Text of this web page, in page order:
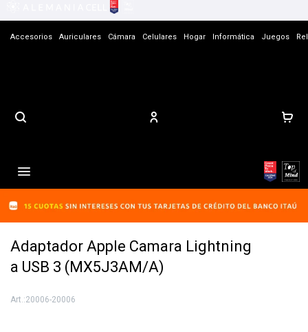
Accesorios Auriculares Cámara Celulares Hogar Informática Juegos

Adaptador Apple Camara Lightning
a USB 3 (MX5J3AM/A)
20006-20006